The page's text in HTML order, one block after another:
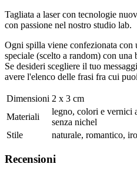
Tagliata a laser con tecnologie
con passione nel nostro studio lab.
Ogni spilla viene confezionata con
speciale (scelto a random) con una
Se desideri scegliere il tuo
avere l'elenco delle frasi fra cui
Dimensioni 2 x 3 cm
Materiali
legno, colori e vernici
senza nichel
Stile
naturale, romantico,
Recensioni